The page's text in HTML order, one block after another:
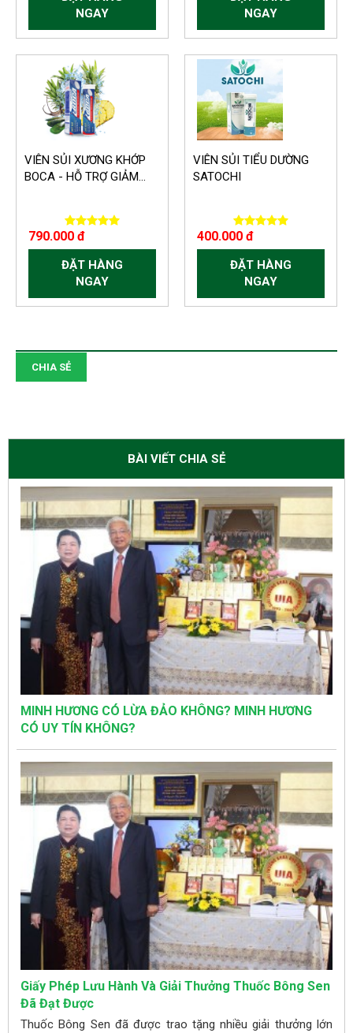
NGAY
NGAY
VIÊN SỦI XƯƠNG KHỚP
BOCA - HỖ TRỢ GIẢM...
790.000 đ
ĐẶT HÀNG
NGAY
VIÊN SỦI TIỂU DƯỜNG
SATOCHI
400.000 đ
ĐẶT HÀNG
NGAY
CHIA SẺ
BÀI VIẾT CHIA SẺ
MINH HƯƠNG CÓ LỪA ĐẢO KHÔNG? MINH HƯƠNG
CÓ UY TÍN KHÔNG?
Giấy Phép Lưu Hành Và Giải Thưởng Thuốc Bông Sen
Đã Đạt Được
Thuốc Bông Sen đã được trao tặng nhiều giải thưởng lớn